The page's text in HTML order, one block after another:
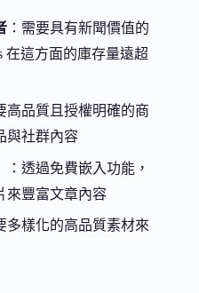
：需要具有新聞價值的
在這方面的庫存量遠超
高品質且授權明確的商
與社群內容
：透過免費嵌入功能，
來豐富文章內容
多樣化的高品質素材來